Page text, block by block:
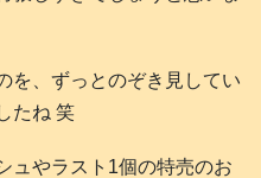
を、ずっとのぞき見してい
たね 笑
ュやラスト1個の特売のお